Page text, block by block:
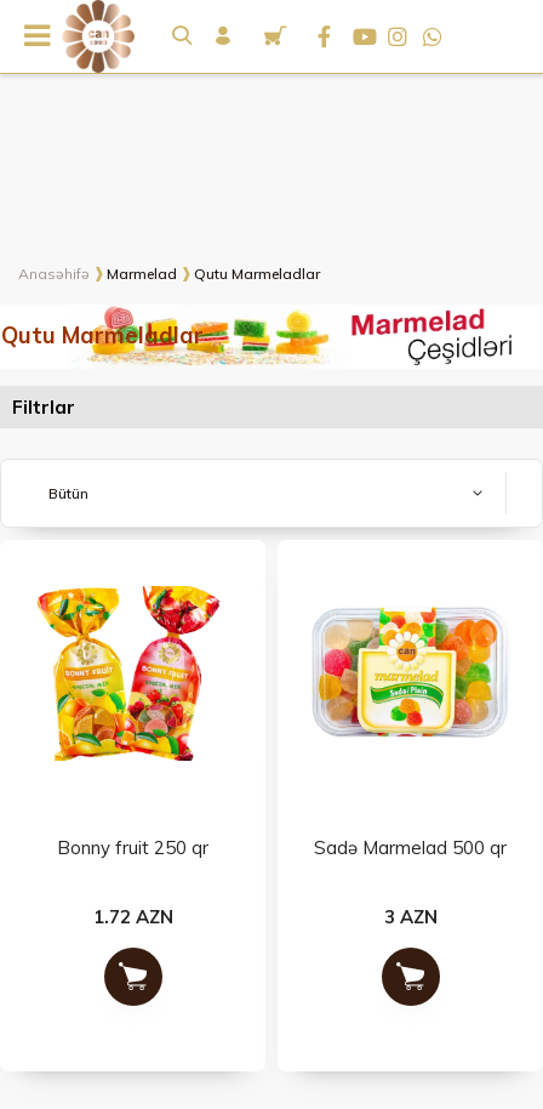
Anasəhifə Marmelad Qutu Marmeladlar
Qutu Marmeladlar
Filtrlar
Bonny fruit 250 qr
1.72 AZN
Sadə Marmelad 500 qr
3 AZN